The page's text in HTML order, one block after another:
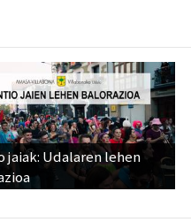
jaiak: Udalaren lehen